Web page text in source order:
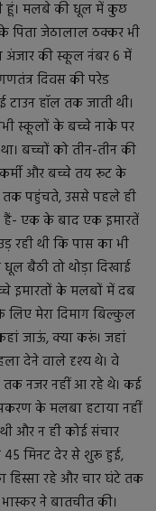
हूं। मलबे की धूल में कुछ
पिता जेठालाल ठक्कर भी
अंजार की स्कूल नंबर 6 में
दिवस की परेड
हॉल तक जाती थी।
स्कूलों के बच्चे नाके पर
बच्चों को तीन-तीन की
और बच्चे तय रूट के
पहुंचते, उससे पहले ही
एक के बाद एक इमारतें
रही थी कि पास का भी
बैठी तो थोड़ा दिखाई
इमारतों के मलबों में दब
लिए मेरा दिमाग बिल्कुल
जाऊं, क्या करूं। जहां
देने वाले दृश्य थे। वे
नजर नहीं आ रहे थे। कई
के मलबा हटाया नहीं
और न ही कोई संचार
45 मिनट देर से शुरू हुई,
रहे और चार घंटे तक
ने बातचीत की।